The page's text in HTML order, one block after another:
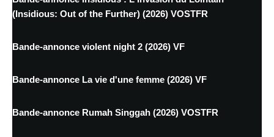
(Insidious: Out of the Further) (2026) VOSTFR
Bande-annonce violent night 2 (2026) VF
Bande-annonce La vie d'une femme (2026) VF
Bande-annonce Rumah Singgah (2026) VOSTFR